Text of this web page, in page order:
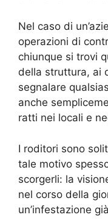
Nel caso di
operazioni di
chiunque si trovi
della struttura, ai
segnalare
anche
ratti nei locali e
I roditori sono
tale motivo
scorgerli: la
nel corso della
un’infestazione